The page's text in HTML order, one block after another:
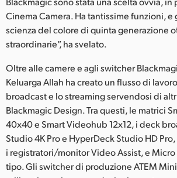
Cinema Camera. Ha tantissime funzioni, e
scienza del colore di quinta generazione
straordinarie”, ha svelato.
Oltre alle camere e agli switcher
Keluarga Allah ha creato un flusso di
broadcast e lo streaming servendosi di
Blackmagic Design. Tra questi, le matrici
40x40 e Smart Videohub 12x12, i deck
Studio 4K Pro e HyperDeck Studio HD Pro,
i registratori/monitor Video Assist, e
tipo. Gli switcher di produzione ATEM